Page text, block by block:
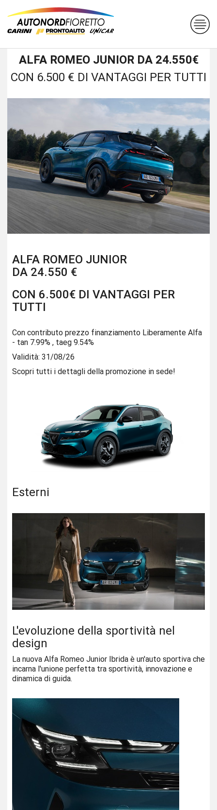
ALFA ROMEO JUNIOR DA 24.550€
CON 6.500 € DI VANTAGGI PER TUTTI
ALFA ROMEO JUNIOR
DA 24.550 €
CON 6.500€ DI VANTAGGI PER
TUTTI
Con contributo prezzo finanziamento Liberamente Alfa
- tan 7.99% , taeg 9.54%
Validità: 31/08/26
Scopri tutti i dettagli della promozione in sede!
Esterni
L'evoluzione della sportività nel
design
La nuova Alfa Romeo Junior Ibrida è un'auto sportiva che
incarna l'unione perfetta tra sportività, innovazione e
dinamica di guida.